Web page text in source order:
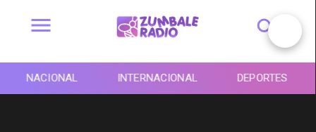
NACIONAL INTERNACIONAL DEPORTES